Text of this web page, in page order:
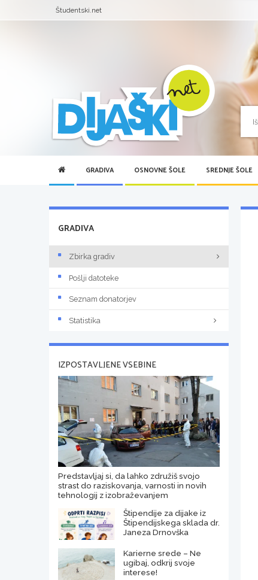
Študentski.net
GRADIVA OSNOVNE ŠOLE SREDNJE ŠOLE
GRADIVA
Zbirka gradiv
Pošlji datoteke
Seznam donatorjev
Statistika
IZPOSTAVLJENE VSEBINE
Predstavljaj si, da lahko združiš svojo
strast do raziskovanja, varnosti in novih
tehnologij z izobraževanjem
Štipendije za dijake iz
Štipendijskega sklada dr.
Janeza Drnovška
Karierne srede – Ne
ugibaj, odkrij svoje
interese!